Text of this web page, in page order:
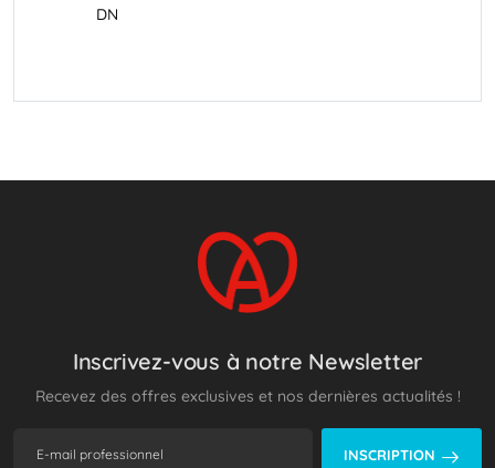
DN
Inscrivez-vous à notre Newsletter
Recevez des offres exclusives et nos dernières actualités !
INSCRIPTION